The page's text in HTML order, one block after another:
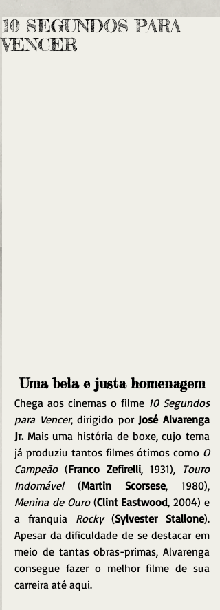
10 SEGUNDOS PARA
VENCER
Uma bela e justa homenagem
Chega aos cinemas o filme 10 Segundos
para Vencer, dirigido por José Alvarenga
Jr. Mais uma história de boxe, cujo tema
já produziu tantos filmes ótimos como O
Campeão (Franco Zefirelli, 1931), Touro
Indomável (Martin Scorsese
Menina de Ouro (Clint Eastwood, 2004) e
a franquia Rocky (Sylvester Stallone).
Apesar da dificuldade de se destacar em
meio de tantas obras-primas, Alvarenga
consegue fazer o melhor filme de sua
carreira até aqui.